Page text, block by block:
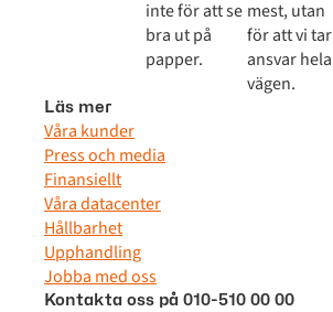
inte för att se
bra ut på
papper.
mest, utan
för att vi tar
ansvar hela
vägen.
Läs mer
Våra kunder
Press och media
Finansiellt
Våra datacenter
Hållbarhet
Upphandling
Jobba med oss
Kontakta oss på 010-510 00 00